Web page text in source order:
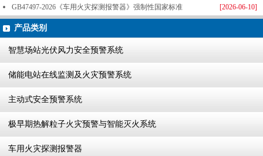
[2026-06-10]
GB47497-2026《车用火灾探测报警器》强制性国家标准
产品类别
智慧场站光伏风力安全预警系统
储能电站在线监测及火灾预警系统
主动式安全预警系统
极早期热解粒子火灾预警与智能灭火系统
车用火灾探测报警器